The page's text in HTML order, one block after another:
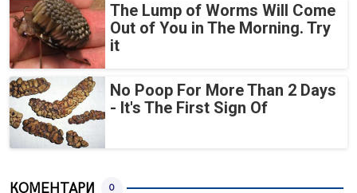
The Lump of Worms Will Come
Out of You in The Morning. Try
it
No Poop For More Than 2 Days
- It's The First Sign Of
КОМЕНТАРИ 0